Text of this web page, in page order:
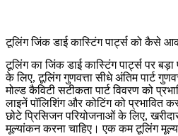
टूलिंग जिंक डाई कास्टिंग पार्ट्स को कैसे
टूलिंग का जिंक डाई कास्टिंग पार्ट्स पर
के लिए, टूलिंग गुणवत्ता सीधे अंतिम पार्ट
मोल्ड कैविटी सटीकता पार्ट विवरण को
लाइनें पॉलिशिंग और कोटिंग को प्रभावित
छोटे प्रिसिजन परियोजनाओं के लिए,
मूल्यांकन करना चाहिए। एक कम टूलिंग